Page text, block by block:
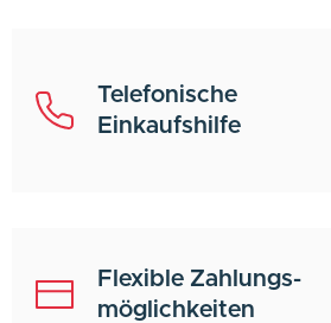
Telefonische
Einkaufshilfe
Flexible Zahlungs-
möglichkeiten